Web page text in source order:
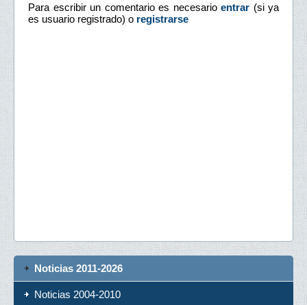
Para escribir un comentario es necesario entrar (si ya
es usuario registrado) o registrarse
Noticias 2011-2026
Noticias 2004-2010